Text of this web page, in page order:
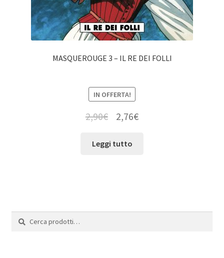
MASQUEROUGE 3 – IL RE DEI FOLLI
IN OFFERTA!
2,90€ 2,76€
Leggi tutto
Cerca:
Cerca